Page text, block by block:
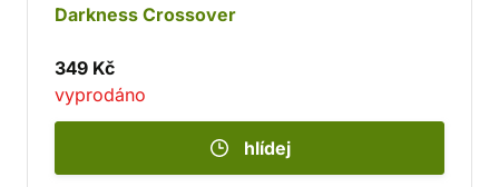
Darkness Crossover
349 Kč
vyprodáno
hlídej